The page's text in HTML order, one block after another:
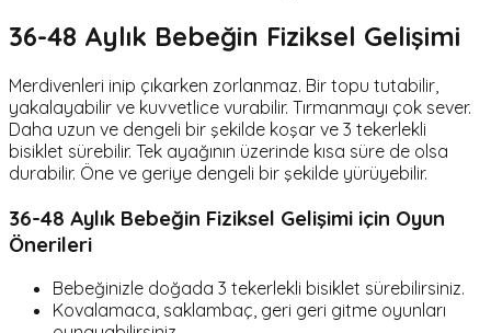
36-48 Aylık Bebeğin Fiziksel Gelişimi
Merdivenleri inip çıkarken zorlanmaz. Bir topu tutabilir,
yakalayabilir ve kuvvetlice vurabilir. Tırmanmayı çok sever.
Daha uzun ve dengeli bir şekilde koşar ve 3 tekerlekli
bisiklet sürebilir. Tek ayağının üzerinde kısa süre de olsa
durabilir. Öne ve geriye dengeli bir şekilde yürüyebilir.
36-48 Aylık Bebeğin Fiziksel Gelişimi için Oyun
Önerileri
Bebeğinizle doğada 3 tekerlekli bisiklet sürebilirsiniz.
Kovalamaca, saklambaç, geri geri gitme oyunları